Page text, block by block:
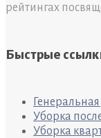
рейтингах
Быстрые
Уборка
Уборка